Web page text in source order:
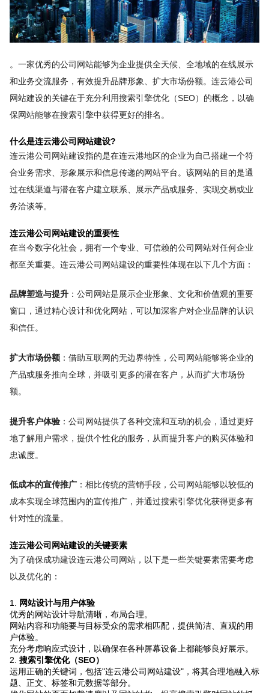
。一家优秀的公司网站能够为企业提供全天候、全地域的在线展示
和业务交流服务，有效提升品牌形象、扩大市场份额。连云港公司
网站建设的关键在于充分利用搜索引擎优化（SEO）的概念，以确
保网站能够在搜索引擎中获得更好的排名。
什么是连云港公司网站建设?
连云港公司网站建设指的是在连云港地区的企业为自己搭建一个符
合业务需求、形象展示和信息传递的网站平台。该网站的目的是通
过在线渠道与潜在客户建立联系、展示产品或服务、实现交易或业
务洽谈等。
连云港公司网站建设的重要性
在当今数字化社会，拥有一个专业、可信赖的公司网站对任何企业
都至关重要。连云港公司网站建设的重要性体现在以下几个方面：
品牌塑造与提升：公司网站是展示企业形象、文化和价值观的重要
窗口，通过精心设计和优化网站，可以加深客户对企业品牌的认识
和信任。
扩大市场份额：借助互联网的无边界特性，公司网站能够将企业的
产品或服务推向全球，并吸引更多的潜在客户，从而扩大市场份
额。
提升客户体验：公司网站提供了各种交流和互动的机会，通过更好
地了解用户需求，提供个性化的服务，从而提升客户的购买体验和
忠诚度。
低成本的宣传推广：相比传统的营销手段，公司网站能够以较低的
成本实现全球范围内的宣传推广，并通过搜索引擎优化获得更多有
针对性的流量。
连云港公司网站建设的关键要素
为了确保成功建设连云港公司网站，以下是一些关键要素需要考虑
以及优化的：
1. 网站设计与用户体验
优秀的网站设计导航清晰，布局合理。
网站内容和功能要与目标受众的需求相匹配，提供简洁、直观的用
户体验。
充分考虑响应式设计，以确保在各种屏幕设备上都能够良好展示。
2. 搜索引擎优化（SEO）
运用正确的关键词，包括"连云港公司网站建设"，将其合理地融入标
题、正文、标签和元数据等部分。